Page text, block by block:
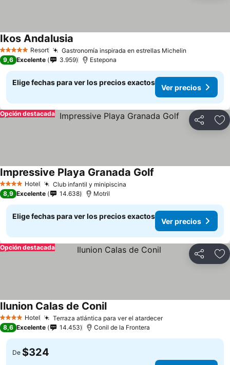
5 Estrellas Resort Gastronomía inspirada en estrellas Michelin
Ikos Andalusia
9,6 Excelente 3.959 Estepona
Elige fechas para ver los precios exactos
Ver precios
Compartir
Opción destacada
4 EstrellasHotel Club infantil y minipiscina
Impressive Playa Granada Golf
8,9 Excelente 14.638 Motril
Elige fechas para ver los precios exactos
Ver precios
Compartir
Opción destacada
4 EstrellasHotel Terraza atlántica para ver el atardecerVer precios
Ilunion Calas de ConilVer precios
8,6 Excelente 14.453 Conil de la Frontera
De $324